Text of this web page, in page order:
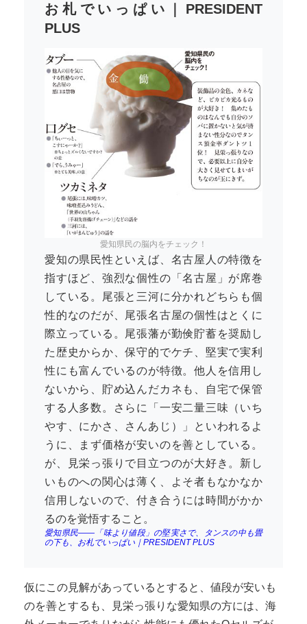
お札でいっぱい｜PRESIDENT
PLUS
愛知県民の脳内をチェック！
愛知の県民性といえば、名古屋人の特徴を
指すほど、強烈な個性の「名古屋」が席巻
している。尾張と三河に分かれどちらも個
性的なのだが、尾張名古屋の個性はとくに
際立っている。尾張藩が勤倹貯蓄を奨励し
た歴史からか、保守的でケチ、堅実で実利
性にも富んでいるのが特徴。他人を信用し
ないから、貯め込んだカネも、自宅で保管
する人多数。さらに「一安二量三味（いち
やす、にかさ、さんあじ）」といわれるよ
うに、まず価格が安いのを善としている。
が、見栄っ張りで目立つのが大好き。新し
いものへの関心は薄く、よそ者もなかなか
信用しないので、付き合うには時間がかか
るのを覚悟すること。
愛知県民――「味より値段」の堅実さで、タンスの中も畳
の下も、お札でいっぱい｜PRESIDENT PLUS
仮にこの見解があっているとすると、値段が安いも
のを善とするも、見栄っ張りな愛知県の方には、海